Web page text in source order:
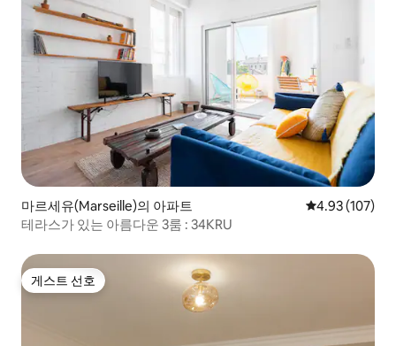
마르세유(Marseille)의 아파트 평점 4.93점(5
4.93 (107)
테라스가 있는 아름다운 3룸 : 34KRU
게스트 선호
게스트 선호